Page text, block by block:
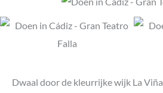
Dwaal door de kleurrijke wijk La Viña